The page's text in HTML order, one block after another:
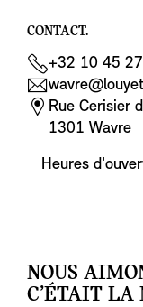
CONTACT.
+32 10 45
Rue Cerisier
1301 Wavre
Heures
NOUS
C’ÉTAIT LA